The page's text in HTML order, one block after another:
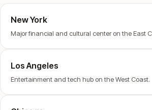
New York
Major financial and cultural center on the East
Los Angeles
Entertainment and tech hub on the West Coast.